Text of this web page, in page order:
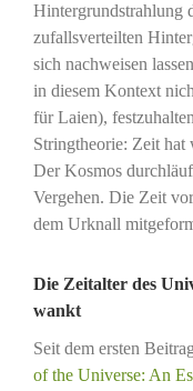
Hintergrundstrahlung
zufallsverteilten
sich nachweisen
in diesem Kontext
für Laien),
Stringtheorie: Zeit hat
Der Kosmos
Vergehen. Die Zeit
dem Urknall
Die Zeitalter des
wankt
Seit dem ersten
of the Universe: An